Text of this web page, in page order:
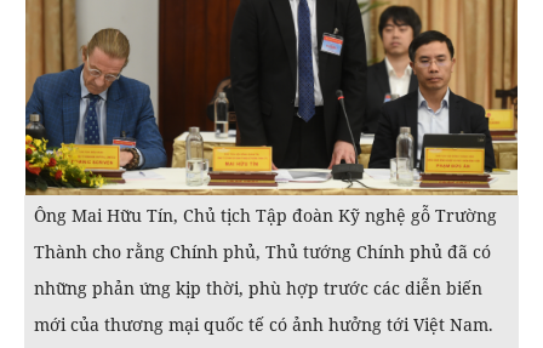
Ông Mai Hữu Tín, Chủ tịch Tập đoàn Kỹ nghệ gỗ Trường
Thành cho rằng Chính phủ, Thủ tướng Chính phủ đã có
những phản ứng kịp thời, phù hợp trước các diễn biến
mới của thương mại quốc tế có ảnh hưởng tới Việt Nam.